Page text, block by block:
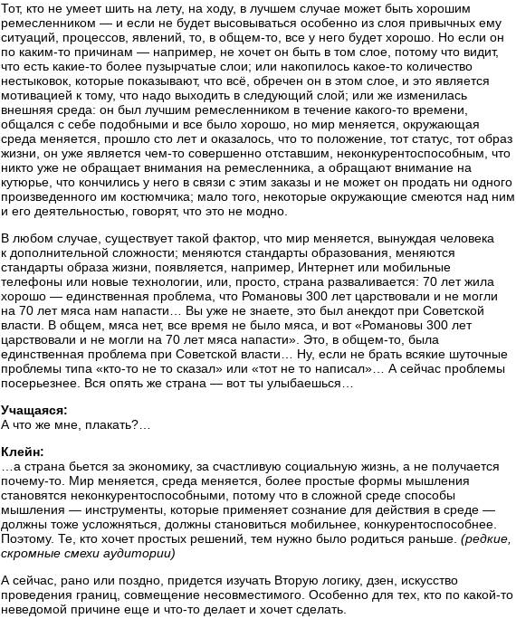
Тот, кто не умеет шить на лету, на ходу, в лучшем случае может быть хорошим
ремесленником — и если не будет высовываться особенно из слоя привычных ему
ситуаций, процессов, явлений, то, в общем-то, все у него будет хорошо. Но если он
по каким-то причинам — например, не хочет он быть в том слое, потому что видит,
что есть какие-то более пузырчатые слои; или накопилось какое-то количество
нестыковок, которые показывают, что всё, обречен он в этом слое, и это является
мотивацией к тому, что надо выходить в следующий слой; или же изменилась
внешняя среда: он был лучшим ремесленником в течение какого-то времени,
общался с себе подобными и все было хорошо, но мир меняется, окружающая
среда меняется, прошло сто лет и оказалось, что то положение, тот статус, тот образ
жизни, он уже является чем-то совершенно отставшим, неконкурентоспособным, что
никто уже не обращает внимания на ремесленника, а обращают внимание на
кутюрье, что кончились у него в связи с этим заказы и не может он продать ни одного
произведенного им костюмчика; мало того, некоторые окружающие смеются над ним
и его деятельностью, говорят, что это не модно.
В любом случае, существует такой фактор, что мир меняется, вынуждая человека
к дополнительной сложности; меняются стандарты образования, меняются
стандарты образа жизни, появляется, например, Интернет или мобильные
телефоны или новые технологии, или, просто, страна разваливается: 70 лет жила
хорошо — единственная проблема, что Романовы 300 лет царствовали и не могли
на 70 лет мяса нам напасти… Вы уже не знаете, это был анекдот при Советской
власти. В общем, мяса нет, все время не было мяса, и вот «Романовы 300 лет
царствовали и не могли на 70 лет мяса напасти». Это, в общем-то, была
единственная проблема при Советской власти… Ну, если не брать всякие шуточные
проблемы типа «кто-то не то сказал» или «тот не то написал»… А сейчас проблемы
посерьезнее. Вся опять же страна — вот ты улыбаешься…
Учащаяся:
А что же мне, плакать?…
Клейн:
…а страна бьется за экономику, за счастливую социальную жизнь, а не получается
почему-то. Мир меняется, среда меняется, более простые формы мышления
становятся неконкурентоспособными, потому что в сложной среде способы
мышления — инструменты, которые применяет сознание для действия в среде —
должны тоже усложняться, должны становиться мобильнее, конкурентоспособнее.
Поэтому. Те, кто хочет простых решений, тем нужно было родиться раньше. (редкие,
скромные смехи аудитории)
А сейчас, рано или поздно, придется изучать Вторую логику, дзен, искусство
проведения границ, совмещение несовместимого. Особенно для тех, кто по какой-то
неведомой причине еще и что-то делает и хочет сделать.